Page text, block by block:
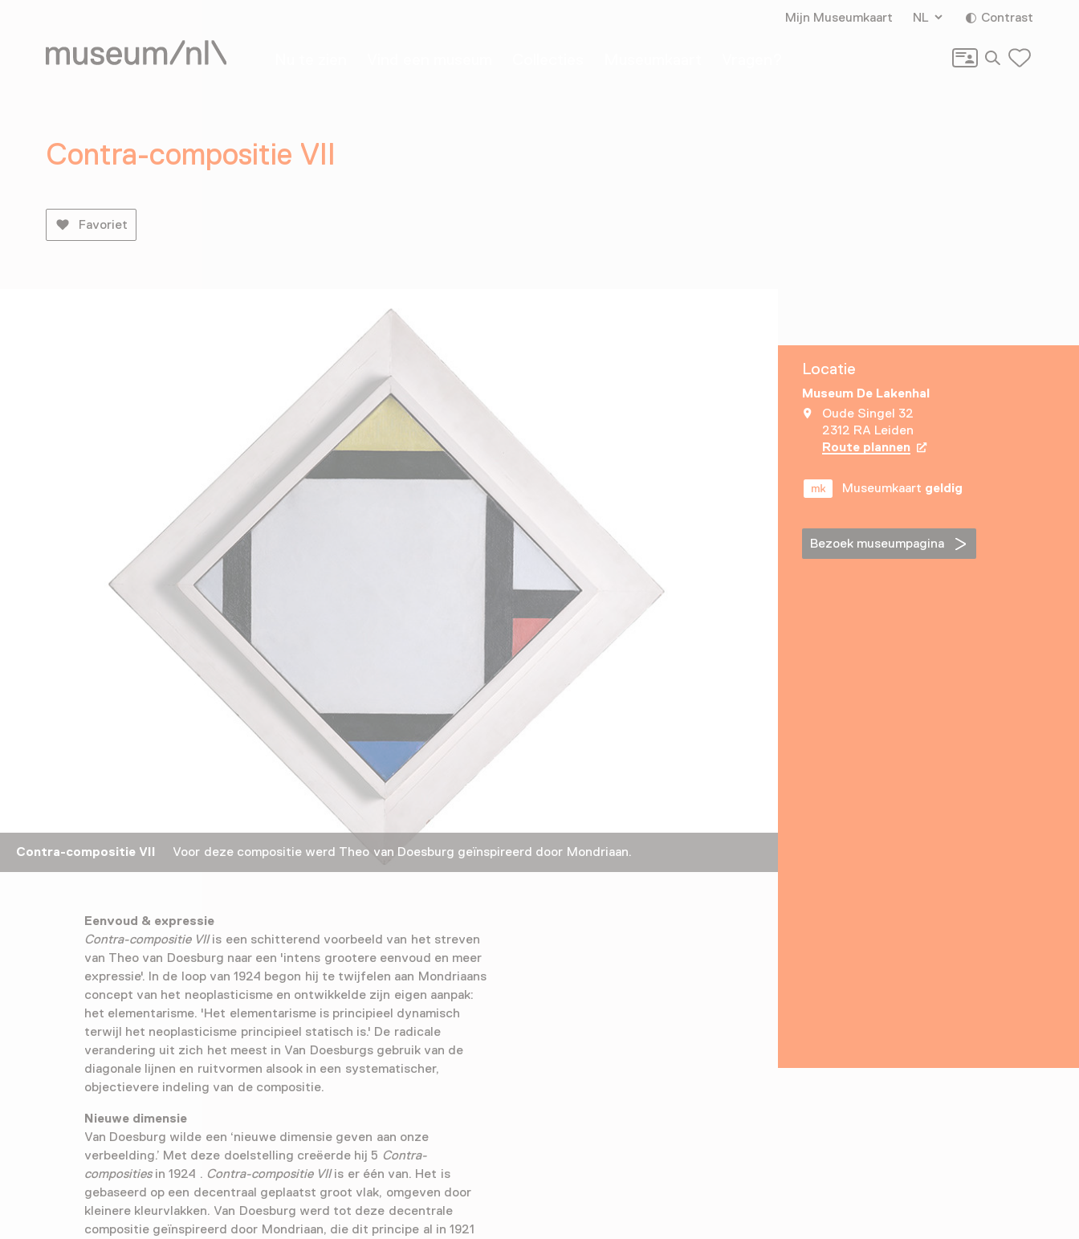
Mijn Museumkaart NL Contrast
Zoeken
Contra-compositie VII
Favoriet
Contra-compositie VII Voor deze compositie werd Theo van Doesburg geïnspireerd door Mondriaan.
Eenvoud & expressie
Contra-compositie VIIis een schitterend voorbeeld van het streven
van Theo van Doesburg naar een 'intens grootere eenvoud en meer
expressie'. In de loop van 1924 begon hij te twijfelen aan Mondriaans
concept van het neoplasticisme en ontwikkelde zijn eigen aanpak:
het elementarisme. 'Het elementarisme is principieel dynamisch
terwijl het neoplasticisme principieel statisch is.' De radicale
verandering uit zich het meest in Van Doesburgs gebruik van de
diagonale lijnen en ruitvormen alsook in een systematischer,
objectievere indeling van de compositie.
Nieuwe dimensie
Van Doesburg wilde een ‘nieuwe dimensie geven aan onze
verbeelding.’ Met deze doelstelling creëerde hij 5 Contra-
compositiesin 1924 . Contra-compositie VIIis er één van. Het is
gebaseerd op een decentraal geplaatst groot vlak, omgeven door
kleinere kleurvlakken. Van Doesburg werd tot deze decentrale
compositie geïnspireerd door Mondriaan, die dit principe al in 1921
Locatie
Museum De Lakenhal
Oude Singel 32
2312 RA Leiden
Route plannen Opent in een nieuw tabblad
Museumkaart geldig
Bezoek museumpagina